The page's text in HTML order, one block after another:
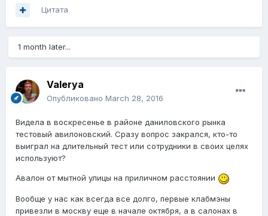
Цитата
1 month later...
Valerya
Опубликовано March 28, 2016
Видела в воскресенье в районе даниловского рынка
тестовый авилоновский. Сразу вопрос закрался, кто-то
выиграл на длительный тест или сотрудники в своих целях
используют?
Авалон от мытной улицы на приличном расстоянии
Вообще у нас как всегда все долго, первые клабмэны
привезли в москву еще в начале октября, а в салонах в